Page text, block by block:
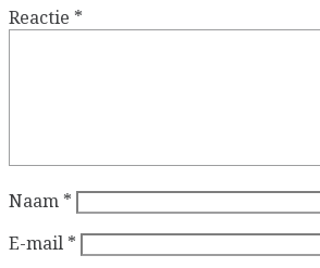
Reactie *
Naam *
E-mail *